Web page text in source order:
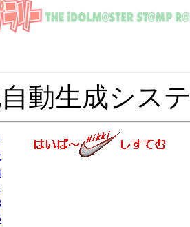
動生成シス